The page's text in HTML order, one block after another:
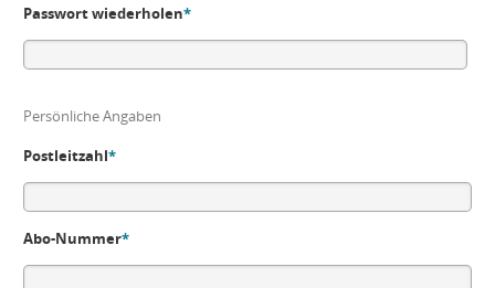
Passwort wiederholen*
Persönliche Angaben
Postleitzahl*
Abo-Nummer*